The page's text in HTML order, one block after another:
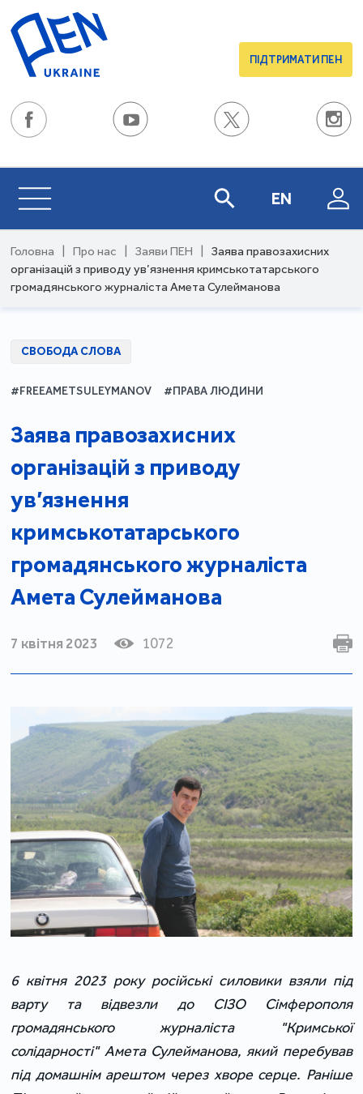
ПІДТРИМАТИ ПЕН
EN
Головна Про нас Заяви ПЕН
Заява правозахисних
організацій з приводу ув’язнення кримськотатарського
громадянського журналіста Амета Сулейманова
СВОБОДА СЛОВА
#FREEAMETSULEYMANOV #ПРАВА ЛЮДИНИ
Заява правозахисних
організацій з приводу
ув’язнення
кримськотатарського
громадянського журналіста
Амета Сулейманова
7 квітня 2023 1072
6 квітня 2023 року російські силовики взяли під
варту та відвезли до СІЗО Сімферополя
громадянського журналіста "Кримської
солідарності" Амета Сулейманова, який перебував
під домашнім арештом через хворе серце. Раніше